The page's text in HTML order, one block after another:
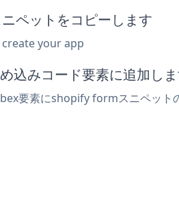
ペットをコピーします
your app
みコード要素に追加し
要素にshopify formスニペッ